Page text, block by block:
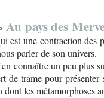
Au pays des
est une contraction des
parler de son univers.
connaître un peu plus
de trame pour présenter
les métamorphoses